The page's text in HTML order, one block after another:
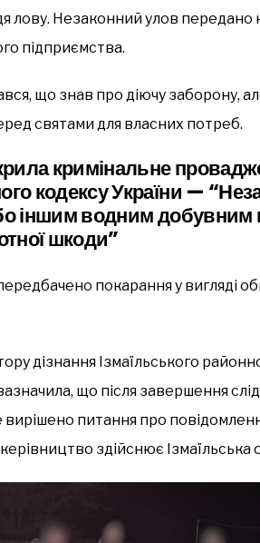
лову. Незаконний улов передано
підприємства.
що знав про діючу заборону,
святами для власних потреб.
кримінальне
кодексу України —
іншим водним
шкоди”
покарання у вигляді
дізнання Ізмаїльського
що після завершення
вирішено питання про
здійснює Ізмаїльська